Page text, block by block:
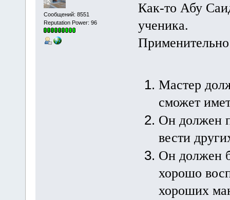
Сообщений: 8551
Reputation Power: 96
Как-то Абу
ученика.
Применительно
Мастер
сможет
Он должен
вести
Он должен
хорошо
хороших